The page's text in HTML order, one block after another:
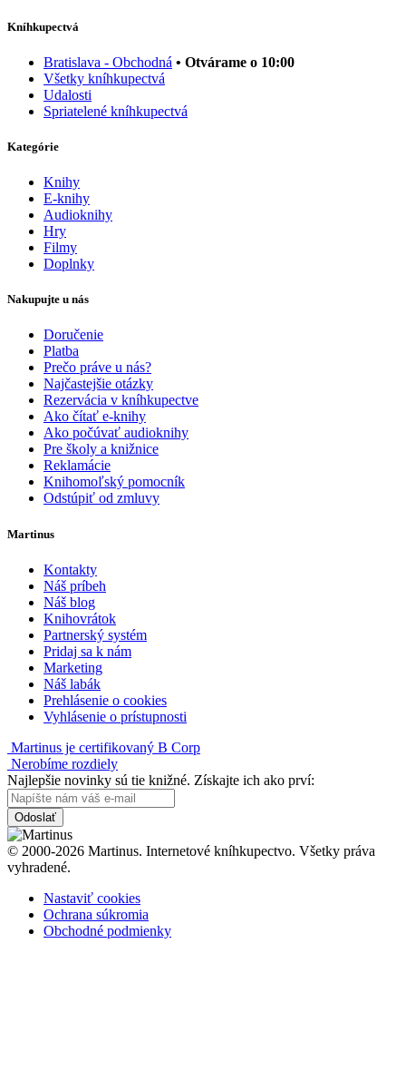
Kníhkupectvá
Bratislava - Obchodná • Otvárame o 10:00
Všetky kníhkupectvá
Udalosti
Spriatelené kníhkupectvá
Kategórie
Knihy
E-knihy
Audioknihy
Hry
Filmy
Doplnky
Nakupujte u nás
Doručenie
Platba
Prečo práve u nás?
Najčastejšie otázky
Rezervácia v kníhkupectve
Ako čítať e-knihy
Ako počúvať audioknihy
Pre školy a knižnice
Reklamácie
Knihomoľský pomocník
Odstúpiť od zmluvy
Martinus
Kontakty
Náš príbeh
Náš blog
Knihovrátok
Partnerský systém
Pridaj sa k nám
Marketing
Náš labák
Prehlásenie o cookies
Vyhlásenie o prístupnosti
Martinus je certifikovaný B Corp
Nerobíme rozdiely
Najlepšie novinky sú tie knižné. Získajte ich ako prví:
Odoslať
© 2000-2026 Martinus. Internetové kníhkupectvo. Všetky práva
vyhradené.
Nastaviť cookies
Ochrana súkromia
Obchodné podmienky